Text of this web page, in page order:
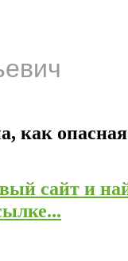
как опасная
сайт и